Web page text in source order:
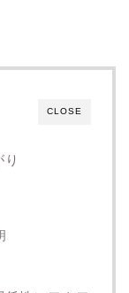
CLOSE